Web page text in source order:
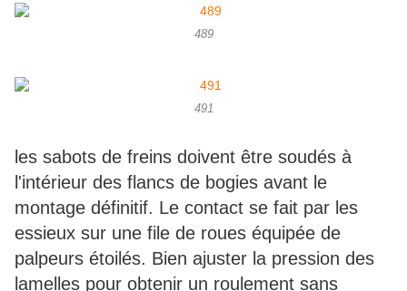
489
491
les sabots de freins doivent être soudés à
l'intérieur des flancs de bogies avant le
montage définitif. Le contact se fait par les
essieux sur une file de roues équipée de
palpeurs étoilés. Bien ajuster la pression des
lamelles pour obtenir un roulement sans